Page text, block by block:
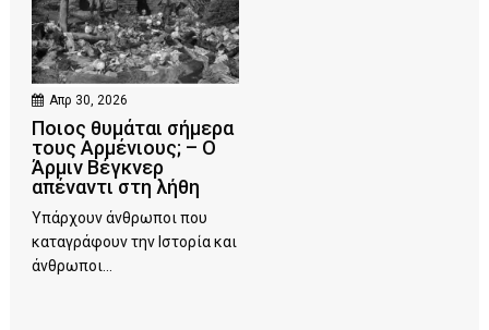
Απρ 30, 2026
Ποιος θυμάται σήμερα
τους Αρμένιους; – Ο
Άρμιν Βέγκνερ
απέναντι στη λήθη
Υπάρχουν άνθρωποι που
καταγράφουν την Ιστορία και
άνθρωποι...